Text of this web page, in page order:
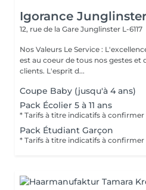
Igorance Junglinster
12, rue de la Gare Junglinster L-6117
Nos Valeurs Le Service : L'excellence de la prestation de coiffure
est au coeur de tous nos gestes et
clients. L'esprit d...
Coupe Baby (jusqu'à 4 ans)
Pack Écolier 5 à 11 ans
Pack Étudiant Garçon